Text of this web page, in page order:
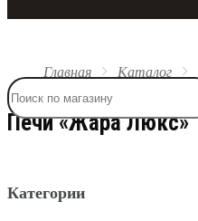
Главная
Каталог
Печи «Жара Люкс»
Категории